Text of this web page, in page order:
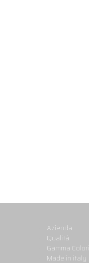
Azienda
Qualità
Gamma Colori
Made in italy